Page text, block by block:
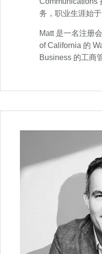
务，职业生涯始于
Matt 是一名注册
of California 的
Business 的工商